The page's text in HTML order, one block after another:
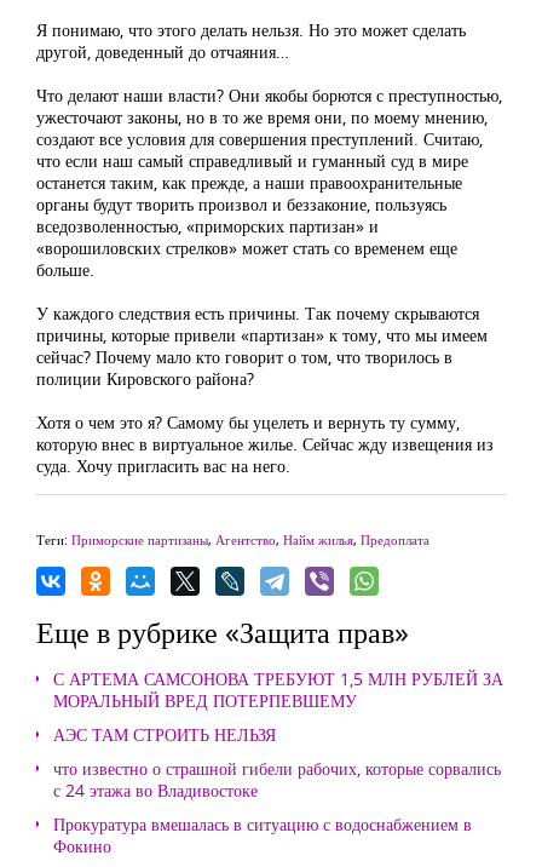
Я понимаю, что этого делать нельзя. Но это может сделать
другой, доведенный до отчаяния…
Что делают наши власти? Они якобы борются с преступностью,
ужесточают законы, но в то же время они, по моему мнению,
создают все условия для совершения преступлений. Считаю,
что если наш самый справедливый и гуманный суд в мире
останется таким, как прежде, а наши правоохранительные
органы будут творить произвол и беззаконие, пользуясь
вседозволенностью, «приморских партизан» и
«ворошиловских стрелков» может стать со временем еще
больше.
У каждого следствия есть причины. Так почему скрываются
причины, которые привели «партизан» к тому, что мы имеем
сейчас? Почему мало кто говорит о том, что творилось в
полиции Кировского района?
Хотя о чем это я? Самому бы уцелеть и вернуть ту сумму,
которую внес в виртуальное жилье. Сейчас жду извещения из
суда. Хочу пригласить вас на него.
Теги: Приморские партизаны, Агентство, Найм жилья, Предоплата
Еще в рубрике «Защита прав»
С АРТЕМА САМСОНОВА ТРЕБУЮТ 1,5 МЛН РУБЛЕЙ ЗА
МОРАЛЬНЫЙ ВРЕД ПОТЕРПЕВШЕМУ
АЭС ТАМ СТРОИТЬ НЕЛЬЗЯ
что известно о страшной гибели рабочих, которые сорвались
с 24 этажа во Владивостоке
Прокуратура вмешалась в ситуацию с водоснабжением в
Фокино